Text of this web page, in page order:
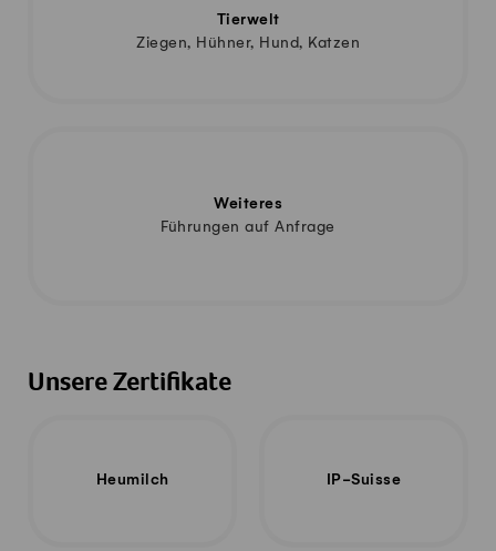
Tierwelt
Ziegen, Hühner, Hund, Katzen
Weiteres
Führungen auf Anfrage
Unsere Zertifikate
Heumilch IP-Suisse